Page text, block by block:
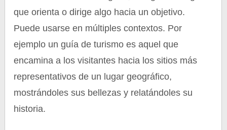
que orienta o dirige algo hacia un objetivo.
Puede usarse en múltiples contextos. Por
ejemplo un guía de turismo es aquel que
encamina a los visitantes hacia los sitios más
representativos de un lugar geográfico,
mostrándoles sus bellezas y relatándoles su
historia.